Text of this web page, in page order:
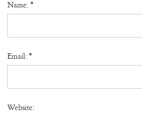
Name: *
Email: *
Website: